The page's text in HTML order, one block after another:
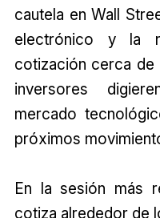
cautela en Wall
electrónico y la
cotización cerca de
inversores
mercado
próximos
En la sesión más
cotiza alrededor de